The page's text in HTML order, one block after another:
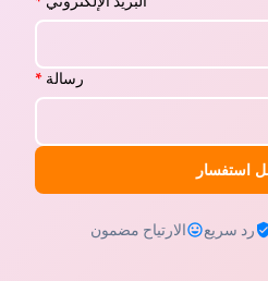
رسالة *
استفسار
رد سريع الارتياح مضمون